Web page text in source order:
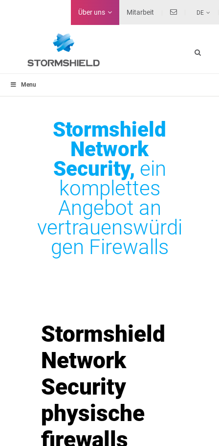
Über uns Mitarbeit DE
Menu
Stormshield
Network
Security, ein
komplettes
Angebot an
vertrauenswürdi
gen Firewalls
Stormshield
Network
Security
physische
firewalls